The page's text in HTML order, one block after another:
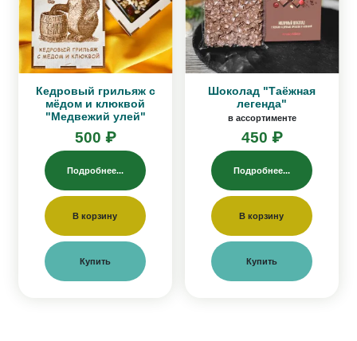
Кедровый грильяж с
мёдом и клюквой
"Медвежий улей"
500 ₽
Подробнее...
В корзину
Купить
Шоколад "Таёжная
легенда"
в ассортименте
450 ₽
Подробнее...
В корзину
Купить